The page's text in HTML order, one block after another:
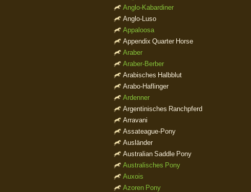
Anglo-Kabardiner
Anglo-Luso
Appaloosa
Appendix Quarter Horse
Araber
Araber-Berber
Arabisches Halbblut
Arabo-Haflinger
Ardenner
Argentinisches Ranchpferd
Arravani
Assateague-Pony
Ausländer
Australian Saddle Pony
Australisches Pony
Auxois
Azoren Pony